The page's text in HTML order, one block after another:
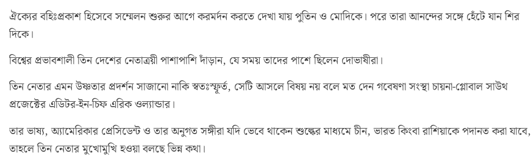
ঐক্যের বহিঃপ্রকাশ হিসেবে সম্মেলন শুরুর আগে করমর্দন করতে দেখা যায় পুতিন ও মোদিকে। পরে তারা আনন্দের সঙ্গে হেঁটে যান শির
দিকে।
বিশ্বের প্রভাবশালী তিন দেশের নেতাত্রয়ী পাশাপাশি দাঁড়ান, যে সময় তাদের পাশে ছিলেন দোভাষীরা।
তিন নেতার এমন উষ্ণতার প্রদর্শন সাজানো নাকি স্বতঃস্ফূর্ত, সেটি আসলে বিষয় নয় বলে মত দেন গবেষণা সংস্থা চায়না-গ্লোবাল সাউথ
প্রজেক্টের এডিটর-ইন-চিফ এরিক ওল্যান্ডার।
তার ভাষ্য, অ্যামেরিকার প্রেসিডেন্ট ও তার অনুগত সঙ্গীরা যদি ভেবে থাকেন শুল্কের মাধ্যমে চীন, ভারত কিংবা রাশিয়াকে পদানত করা যাবে,
তাহলে তিন নেতার মুখোমুখি হওয়া বলছে ভিন্ন কথা।